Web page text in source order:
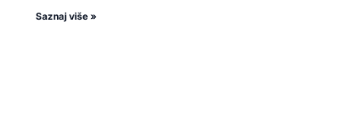
Saznaj više »